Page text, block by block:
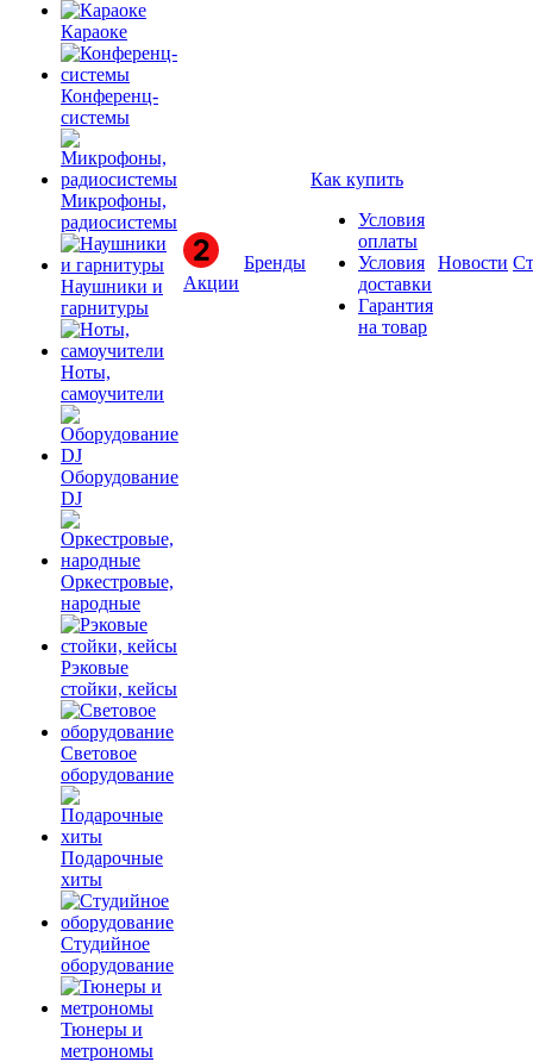
Караоке
Конференц-
системы
Микрофоны,
радиосистемы
Наушники и
гарнитуры
Ноты,
самоучители
Оборудование
DJ
Оркестровые,
народные
Рэковые
стойки, кейсы
Световое
оборудование
Подарочные
хиты
Студийное
оборудование
Тюнеры и
метрономы
Акции
Бренды
Как купить
Условия
оплаты
Условия
доставки
Гарантия
на товар
Новости